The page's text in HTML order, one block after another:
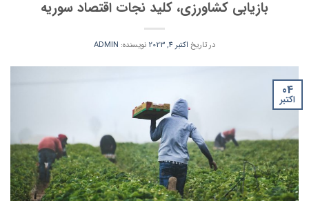
بازیابی کشاورزی، کلید نجات اقتصاد سوریه
در تاریخ اکتبر 4, 2023 نویسنده: ADMIN
04
اکتبر